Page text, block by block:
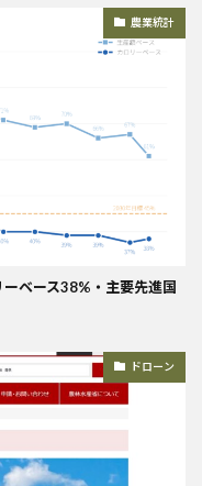
農業統計
ベース38%・主要先進国
ドローン